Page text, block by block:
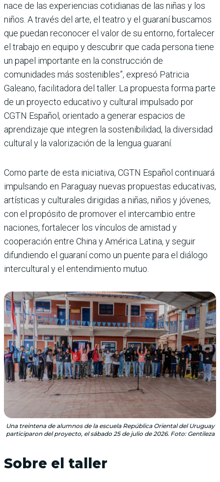
nace de las experiencias cotidianas de las niñas y los
niños. A través del arte, el teatro y el guaraní buscamos
que puedan reconocer el valor de su entorno, fortalecer
el trabajo en equipo y descubrir que cada persona tiene
un papel importante en la construcción de
comunidades más sostenibles”, expresó Patricia
Galeano, facilitadora del taller. La propuesta forma parte
de un proyecto educativo y cultural impulsado por
CGTN Español, orientado a generar espacios de
aprendizaje que integren la sostenibilidad, la diversidad
cultural y la valorización de la lengua guaraní.
Como parte de esta iniciativa, CGTN Español continuará
impulsando en Paraguay nuevas propuestas educativas,
artísticas y culturales dirigidas a niñas, niños y jóvenes,
con el propósito de promover el intercambio entre
naciones, fortalecer los vínculos de amistad y
cooperación entre China y América Latina, y seguir
difundiendo el guaraní como un puente para el diálogo
intercultural y el entendimiento mutuo.
Una treintena de alumnos de la escuela República Oriental del Uruguay
participaron del proyecto, el sábado 25 de julio de 2026. Foto: Gentileza
Sobre el taller